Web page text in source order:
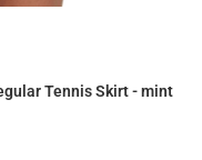
Tennis Skirt - mint